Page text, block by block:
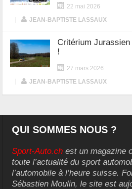
22 mai 2026
JEAN-BAPTISTE LASSAUX
Critérium Jurassien
!
27 mars 2026
JEAN-BAPTISTE LASSAUX
QUI SOMMES NOUS ?
Sport-Auto.ch est un magazine
toute l’actualité du sport
l’automobile à l’heure suisse.
Sébastien Moulin, le site est